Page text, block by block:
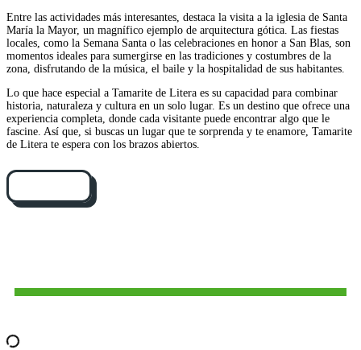
Entre las actividades más interesantes, destaca la visita a la iglesia de Santa
María la Mayor, un magnífico ejemplo de arquitectura gótica. Las fiestas
locales, como la Semana Santa o las celebraciones en honor a San Blas, son
momentos ideales para sumergirse en las tradiciones y costumbres de la
zona, disfrutando de la música, el baile y la hospitalidad de sus habitantes.
Lo que hace especial a Tamarite de Litera es su capacidad para combinar
historia, naturaleza y cultura en un solo lugar. Es un destino que ofrece una
experiencia completa, donde cada visitante puede encontrar algo que le
fascine. Así que, si buscas un lugar que te sorprenda y te enamore, Tamarite
de Litera te espera con los brazos abiertos.